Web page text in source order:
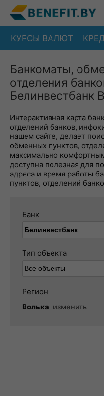
КУРСЫ ВАЛЮТ
Банкоматы,
отделения
Белинвестбанк
Интерактивная карта
отделений банков,
нашем сайте, делает
обменных пунктов,
максимально
доступна полезная для
адреса и время работы
пунктов, отделений
Банк
Тип объекта
Регион
Волька изменить